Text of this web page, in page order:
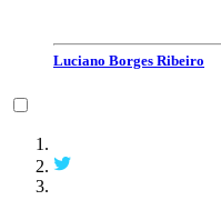
Luciano Borges Ribeiro